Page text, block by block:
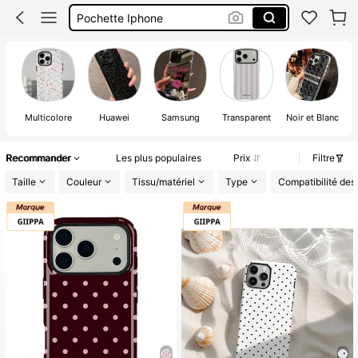
Pochette Iphone
Coque De Téléphone
Multicolore Huawei Samsung Transparent Noir et Blanc
Recommander Les plus populaires Prix
Filtre
Taille
Couleur Tissu/matériel Type Compatibilité